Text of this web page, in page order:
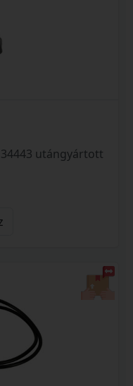
utángyártott